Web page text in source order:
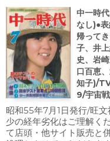
中一時
なし)●
帰って
子、井
史、岩
口百恵
知子)/
9/宇宙
昭和55年7月1日発行/旺
少の経年劣化はご理解く
て店頭・他サイト販売と